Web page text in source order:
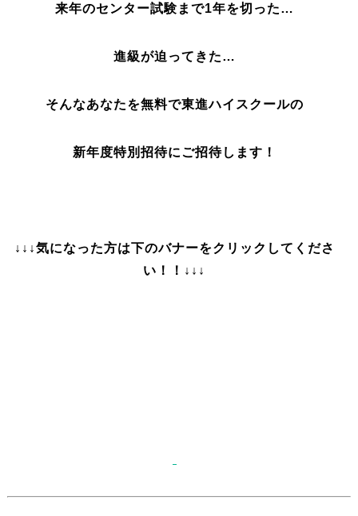
来年のセンター試験まで1年を切った…
進級が迫ってきた…
そんなあなたを無料で東進ハイスクールの
新年度特別招待にご招待します！
↓↓↓気になった方は下のバナーをクリックしてくださ
い！！↓↓↓